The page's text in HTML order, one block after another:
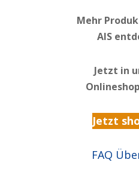
Mehr
AIS
Jetzt in
Jetzt
FAQ